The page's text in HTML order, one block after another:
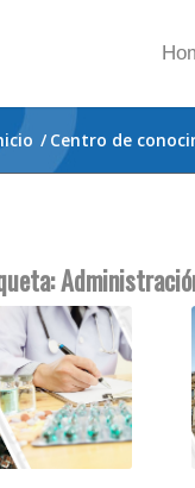
/ Centro de